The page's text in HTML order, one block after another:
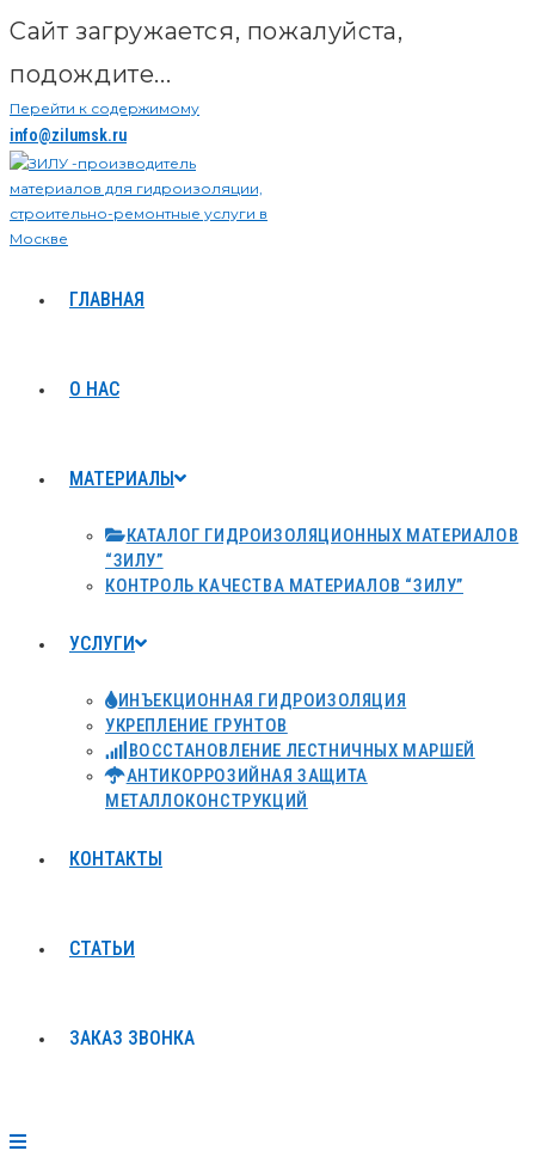
Сайт загружается, пожалуйста,
подождите...
Перейти к содержимому
info@zilumsk.ru
ГЛАВНАЯ
О НАС
МАТЕРИАЛЫ
КАТАЛОГ ГИДРОИЗОЛЯЦИОННЫХ МАТЕРИАЛОВ
“ЗИЛУ”
КОНТРОЛЬ КАЧЕСТВА МАТЕРИАЛОВ “ЗИЛУ”
УСЛУГИ
ИНЪЕКЦИОННАЯ ГИДРОИЗОЛЯЦИЯ
УКРЕПЛЕНИЕ ГРУНТОВ
ВОССТАНОВЛЕНИЕ ЛЕСТНИЧНЫХ МАРШЕЙ
АНТИКОРРОЗИЙНАЯ ЗАЩИТА
МЕТАЛЛОКОНСТРУКЦИЙ
КОНТАКТЫ
СТАТЬИ
ЗАКАЗ ЗВОНКА